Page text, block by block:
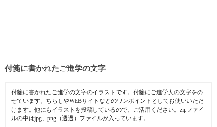
付箋に書かれたご進学の文字
付箋に書かれたご進学の文字のイラストです。付箋にご進学人の文字をの
せています。ちらしやWEBサイトなどのワンポイントとしてお使いいただ
けます。他にもイラストを投稿しているので、ご活用ください。zipファイ
ルの中はjpg、png（透過）ファイルが入っています。